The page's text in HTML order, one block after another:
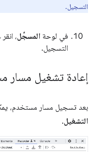
التسجيل.
في لوحة المسجِّل،
التسجيل.
إعادة تشغيل مسار
بعد تسجيل مسار مستخدم،
التشغيل.